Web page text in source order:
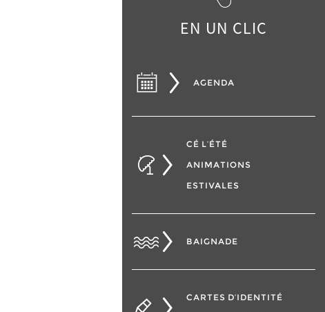
EN UN CLIC
AGENDA
CÉ L’ÉTÉ
ANIMATIONS
ESTIVALES
BAIGNADE
CARTES D’IDENTITÉ